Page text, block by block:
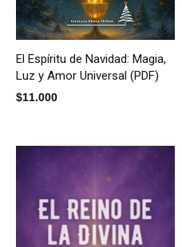
El Espíritu de Navidad: Magia,
Luz y Amor Universal (PDF)
$11.000